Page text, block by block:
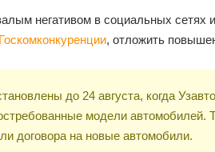
негативом в социальных сетях
, отложить
до 24 августа, когда
модели автомобилей.
договора на новые автомобили.